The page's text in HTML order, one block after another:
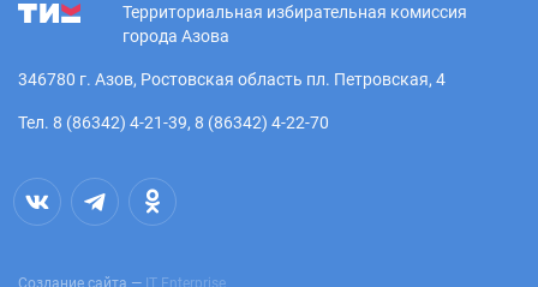
Территориальная избирательная комиссия
города Азова
346780 г. Азов, Ростовская область пл. Петровская, 4
Тел. 8 (86342) 4-21-39, 8 (86342) 4-22-70
Создание сайта — IT Enterprise